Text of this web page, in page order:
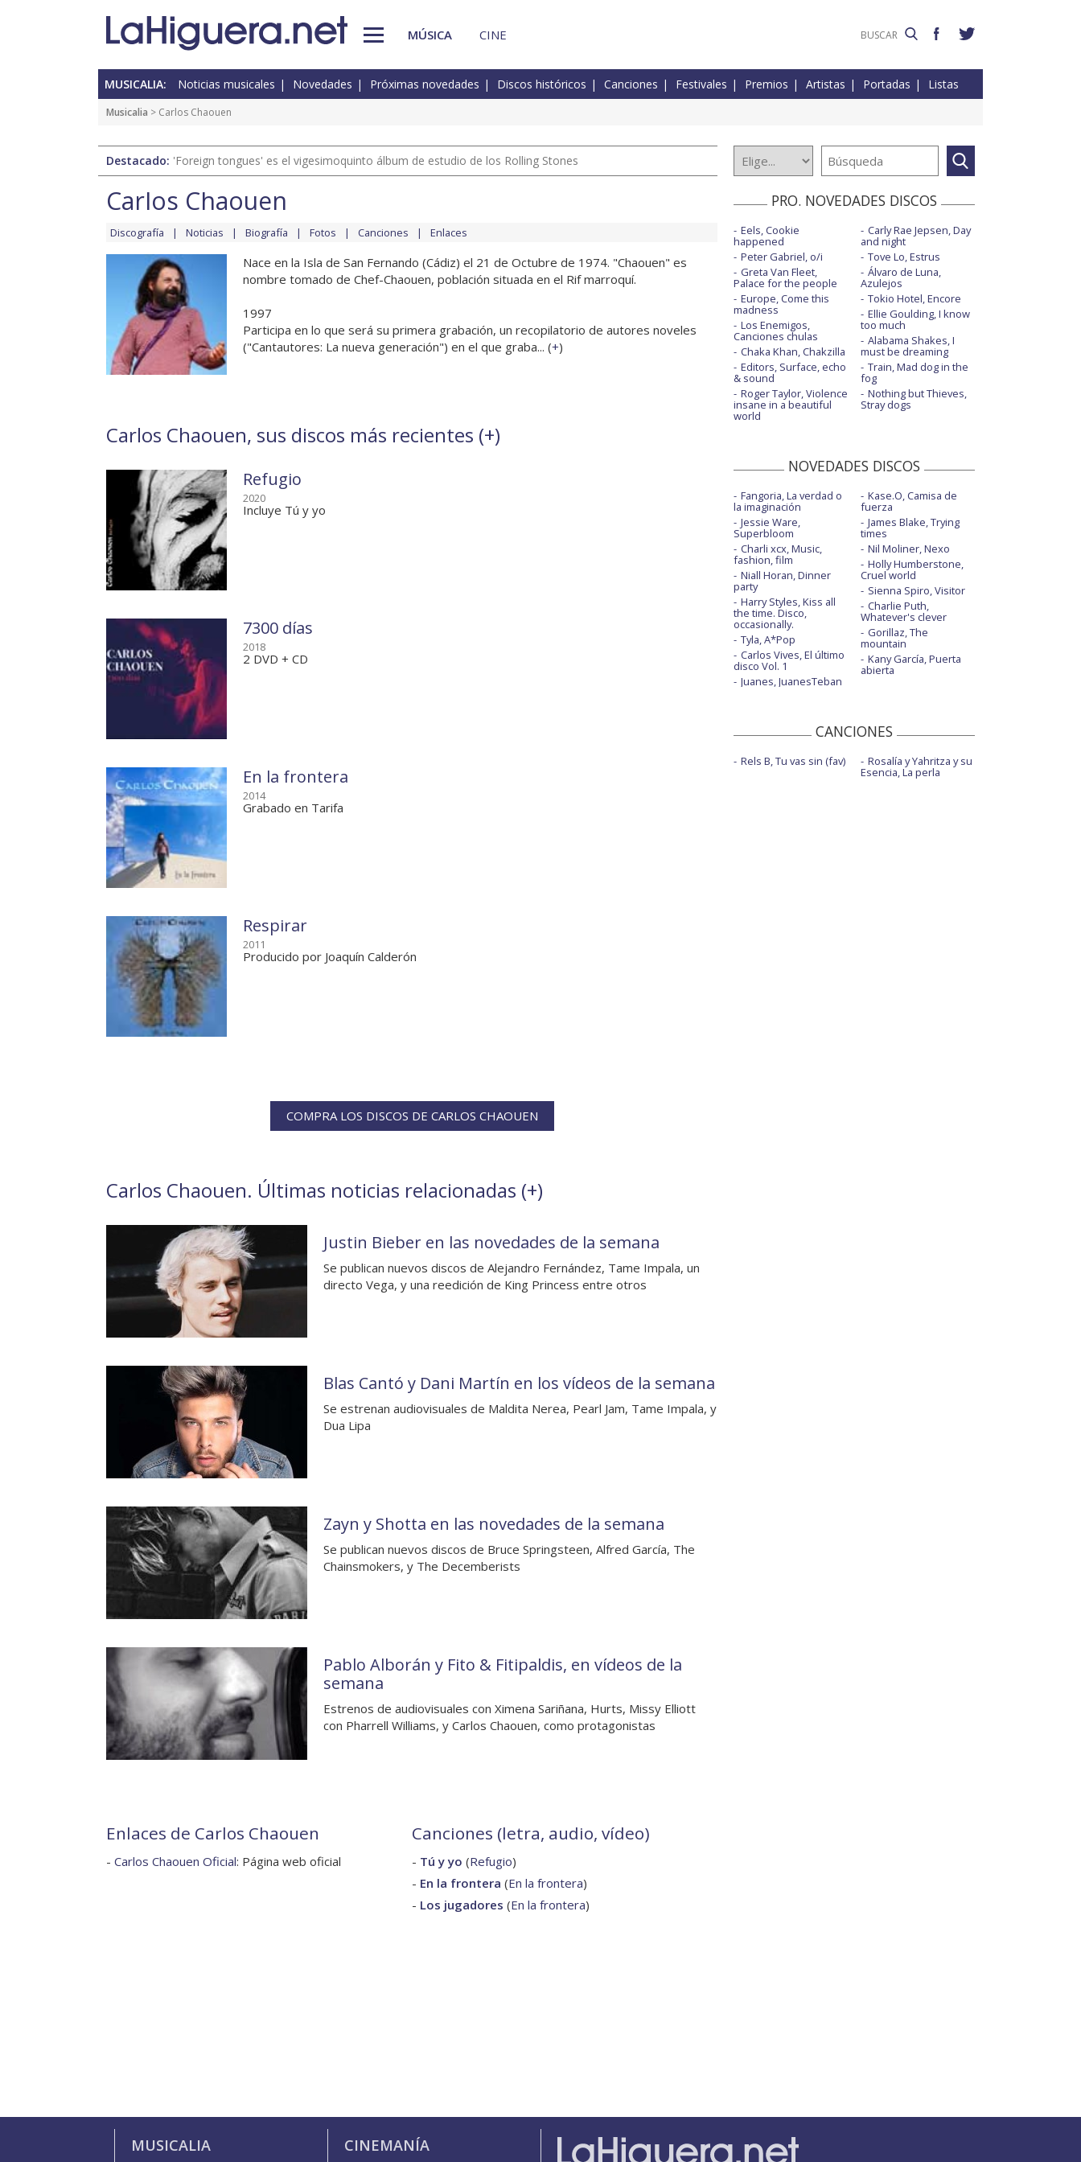
MÚSICA CINE
MUSICALIA: Noticias musicales Novedades Próximas novedades Discos históricos Canciones Festivales Premios Artistas Portadas Listas
Musicalia > Carlos Chaouen
Destacado: 'Foreign tongues' es el vigesimoquinto álbum de estudio de los Rolling Stones
Carlos Chaouen
Discografía Noticias Biografía Fotos Canciones Enlaces
Nace en la Isla de San Fernando (Cádiz) el 21 de Octubre de 1974. "Chaouen" es
nombre tomado de Chef-Chaouen, población situada en el Rif marroquí.
1997
Participa en lo que será su primera grabación, un recopilatorio de autores noveles
("Cantautores: La nueva generación") en el que graba... (+)
Carlos Chaouen, sus discos más recientes (+)
Refugio
2020
Incluye Tú y yo
7300 días
2018
2 DVD + CD
En la frontera
2014
Grabado en Tarifa
Respirar
2011
Producido por Joaquín Calderón
COMPRA LOS DISCOS DE CARLOS CHAOUEN
Carlos Chaouen. Últimas noticias relacionadas (+)
Justin Bieber en las novedades de la semana
Se publican nuevos discos de Alejandro Fernández, Tame Impala, un
directo Vega, y una reedición de King Princess entre otros
Blas Cantó y Dani Martín en los vídeos de la semana
Se estrenan audiovisuales de Maldita Nerea, Pearl Jam, Tame Impala, y
Dua Lipa
Zayn y Shotta en las novedades de la semana
Se publican nuevos discos de Bruce Springsteen, Alfred García, The
Chainsmokers, y The Decemberists
Pablo Alborán y Fito & Fitipaldis, en vídeos de la
semana
Estrenos de audiovisuales con Ximena Sariñana, Hurts, Missy Elliott
con Pharrell Williams, y Carlos Chaouen, como protagonistas
Enlaces de Carlos Chaouen
- Carlos Chaouen Oficial: Página web oficial
Canciones (letra, audio, vídeo)
- Tú y yo (Refugio)
- En la frontera (En la frontera)
- Los jugadores (En la frontera)
PRO. NOVEDADES DISCOS
Eels, Cookie
happened
Peter Gabriel, o/i
Greta Van Fleet,
Palace for the people
Europe, Come this
madness
Los Enemigos,
Canciones chulas
Chaka Khan, Chakzilla
Editors, Surface, echo
& sound
Roger Taylor, Violence
insane in a beautiful
world
Carly Rae Jepsen, Day
and night
Tove Lo, Estrus
Álvaro de Luna,
Azulejos
Tokio Hotel, Encore
Ellie Goulding, I know
too much
Alabama Shakes, I
must be dreaming
Train, Mad dog in the
fog
Nothing but Thieves,
Stray dogs
NOVEDADES DISCOS
Fangoria, La verdad o
la imaginación
Jessie Ware,
Superbloom
Charli xcx, Music,
fashion, film
Niall Horan, Dinner
party
Harry Styles, Kiss all
the time. Disco,
occasionally.
Tyla, A*Pop
Carlos Vives, El último
disco Vol. 1
Juanes, JuanesTeban
Kase.O, Camisa de
fuerza
James Blake, Trying
times
Nil Moliner, Nexo
Holly Humberstone,
Cruel world
Sienna Spiro, Visitor
Charlie Puth,
Whatever's clever
Gorillaz, The
mountain
Kany García, Puerta
abierta
CANCIONES
Rels B, Tu vas sin (fav) Rosalía y Yahritza y su
Esencia, La perla
MUSICALIA CINEMANÍA